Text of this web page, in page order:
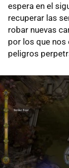
espera en el
recuperar las
robar nuevas
por los que
peligros